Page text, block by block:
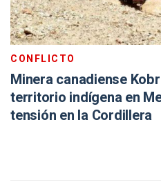
CONFLICTO
Minera canadiense
territorio indígena en
tensión en la Cordillera